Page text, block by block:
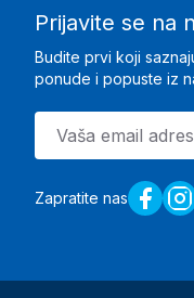
Prijavite se na
Budite prvi koji
ponude i popuste iz
Zapratite nas